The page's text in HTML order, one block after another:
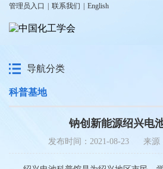
管理员入口 联系我们 English
导航分类
科普基地
钠创新能源绍兴电
发布时间：2021-08-23 来源